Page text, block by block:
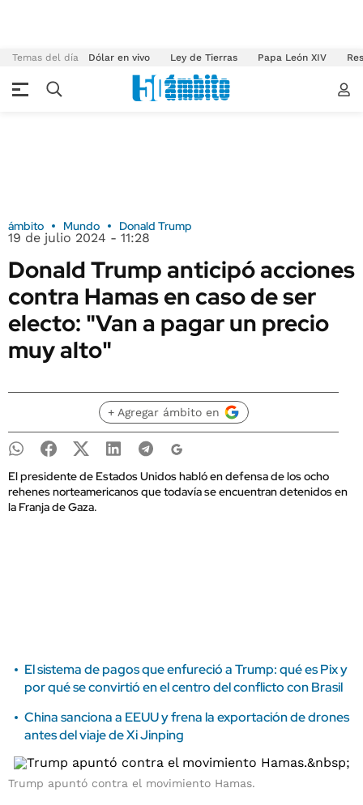
Temas del día Dólar en vivo Ley de Tierras Papa León XIV
ámbito Mundo Donald Trump
19 de julio 2024 - 11:28
Donald Trump anticipó acciones
contra Hamas en caso de ser
electo: "Van a pagar un precio
muy alto"
+ Agregar ámbito en
El presidente de Estados Unidos habló en defensa de los ocho
rehenes norteamericanos que todavía se encuentran detenidos en
la Franja de Gaza.
El sistema de pagos que enfureció a Trump: qué es Pix y
por qué se convirtió en el centro del conflicto con Brasil
China sanciona a EEUU y frena la exportación de drones
antes del viaje de Xi Jinping
Trump apuntó contra el movimiento Hamas.